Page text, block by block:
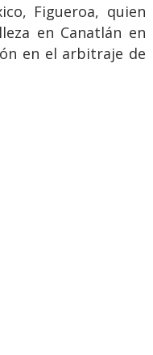
Figueroa, quien
en Canatlán en
en el arbitraje de